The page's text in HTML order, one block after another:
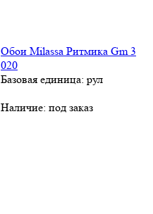
Обои Milassa Ритмика Gm 3
020
Базовая единица: рул
Наличие: под заказ